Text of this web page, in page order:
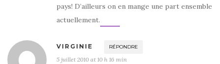
pays! D’ailleurs on en mange une part ensemble
actuellement.
VIRGINIE RÉPONDRE
5 juillet 2010 at 10 h 16 min